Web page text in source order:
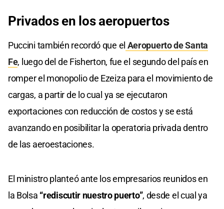
Privados en los aeropuertos
Puccini también recordó que el Aeropuerto de Santa
Fe, luego del de Fisherton, fue el segundo del país en
romper el monopolio de Ezeiza para el movimiento de
cargas, a partir de lo cual ya se ejecutaron
exportaciones con reducción de costos y se está
avanzando en posibilitar la operatoria privada dentro
de las aeroestaciones.
El ministro planteó ante los empresarios reunidos en
la Bolsa “rediscutir nuestro puerto”, desde el cual ya